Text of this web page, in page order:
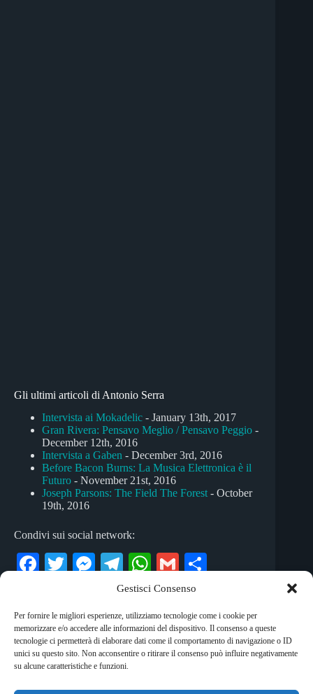
Gestisci Consenso
Per fornire le migliori esperienze, utilizziamo tecnologie come i cookie per
memorizzare e/o accedere alle informazioni del dispositivo. Il consenso a queste
tecnologie ci permetterà di elaborare dati come il comportamento di navigazione o ID
unici su questo sito. Non acconsentire o ritirare il consenso può influire negativamente
su alcune caratteristiche e funzioni.
Gli ultimi articoli di Antonio Serra
Intervista ai Mokadelic - January 13th, 2017
Gran Rivera: Pensavo Meglio / Pensavo Peggio -
December 12th, 2016
Intervista a Gaben - December 3rd, 2016
Before Bacon Burns: La Musica Elettronica è il
Futuro - November 21st, 2016
Joseph Parsons: The Field The Forest - October
19th, 2016
Condivi sui social network:
Fa
bo
ok
T
tte
r
M
se
ng
er
Te
le
gr
a
m
W
ha
ts
A
pp
G
m
ail
C
di
vi
di
#canzone d'autore #indie #marco bugatti
#rock